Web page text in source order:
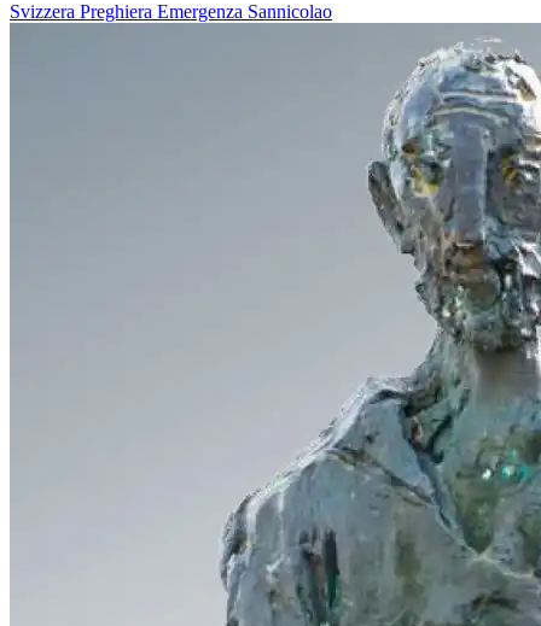
Svizzera Preghiera Emergenza Sannicolao